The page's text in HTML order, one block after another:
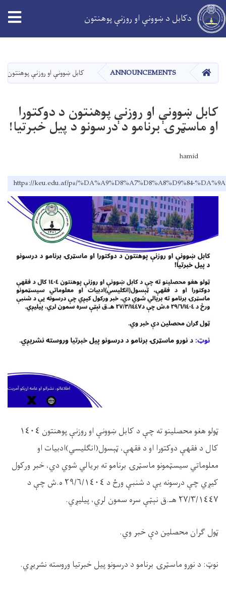
دانګل
دکابل د ښوونې او روزنې پوهنتون
کور ANNOUNCEMENTS کابل ښوونې او روزنې پوهنتون د
کابل ښوونې او روزنې پوهنتون د دوکتورا
او ماسټرۍ برنامو د درسونو د پیل خبرتیا!
hamid
https://keu.edu.af/ps/%DA%A9%D8%A7%D8%A8%D9%84-
ټولو هغو محصلینو ته چې د کابل ښوونې او روزنې پوهنتون ١٤٠٤
کال د فقهې دوکتورا او د فقهې، ټېسول(انګلیسي)ادبیات او
معلوماتي سیسټمونو ماسټرۍ برنامو ته بریالي شوي دي، خبر ورکول
کیږي چې درسونه یې د شنبې ورځ د ٢٩/٦/١٤٠٤ ه.ش چې د
٢٧/٣/١٤٤٧ هـ.ق نېټې سره سمون لري، پیلیږي.
ټول ګران محصلین دې خبر وي.
نوټ: د نورو ماسټرۍ برنامو د درسونو پیل خبرتیا وروسته نشریږي.